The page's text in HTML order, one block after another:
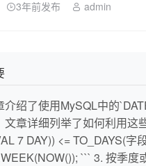
3年前发布 admin
介绍了使用MySQL中的
文章详细列举了如何利用这
7 DAY)) <= TO_DAYS(
``` 3. 按季